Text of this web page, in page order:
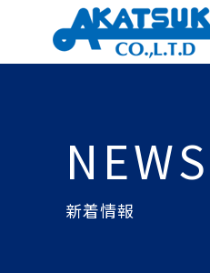
NEWS
新着情報